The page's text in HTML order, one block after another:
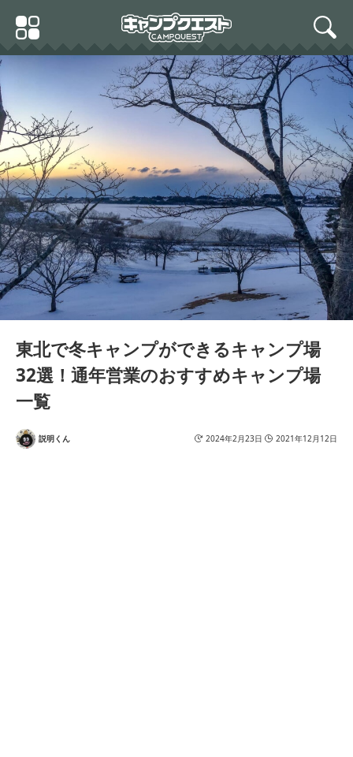
Primary
Menu
search
東北で冬キャンプができるキャンプ場
32選！通年営業のおすすめキャンプ場
一覧
説明くん 2024年2月23日 2021年12月12日